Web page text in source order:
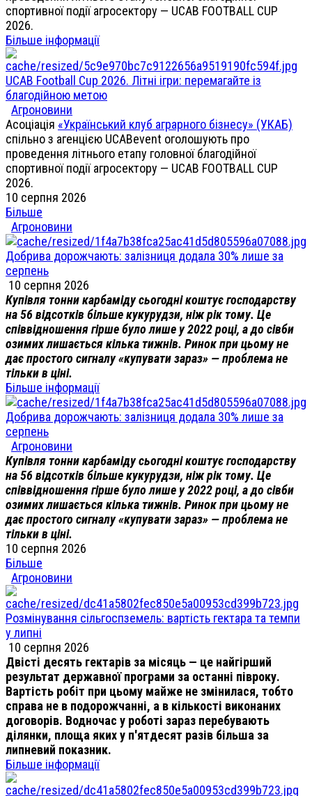
спортивної події агросектору — UCAB FOOTBALL CUP
2026.
Більше інформації
UCAB Football Cup 2026. Літні ігри: перемагайте із
благодійною метою
Агроновини
Асоціація «Український клуб аграрного бізнесу» (УКАБ)
спільно з агенцією UCABevent оголошують про
проведення літнього етапу головної благодійної
спортивної події агросектору — UCAB FOOTBALL CUP
2026.
10 серпня 2026
Більше
Агроновини
Добрива дорожчають: залізниця додала 30% лише за
серпень
10 серпня 2026
Купівля тонни карбаміду сьогодні коштує господарству
на 56 відсотків більше кукурудзи, ніж рік тому. Це
співвідношення гірше було лише у 2022 році, а до сівби
озимих лишається кілька тижнів. Ринок при цьому не
дає простого сигналу «купувати зараз» — проблема не
тільки в ціні.
Більше інформації
Добрива дорожчають: залізниця додала 30% лише за
серпень
Агроновини
Купівля тонни карбаміду сьогодні коштує господарству
на 56 відсотків більше кукурудзи, ніж рік тому. Це
співвідношення гірше було лише у 2022 році, а до сівби
озимих лишається кілька тижнів. Ринок при цьому не
дає простого сигналу «купувати зараз» — проблема не
тільки в ціні.
10 серпня 2026
Більше
Агроновини
Розмінування сільгоспземель: вартість гектара та темпи
у липні
10 серпня 2026
Двісті десять гектарів за місяць — це найгірший
результат державної програми за останні півроку.
Вартість робіт при цьому майже не змінилася, тобто
справа не в подорожчанні, а в кількості виконаних
договорів. Водночас у роботі зараз перебувають
ділянки, площа яких у п'ятдесят разів більша за
липневий показник.
Більше інформації